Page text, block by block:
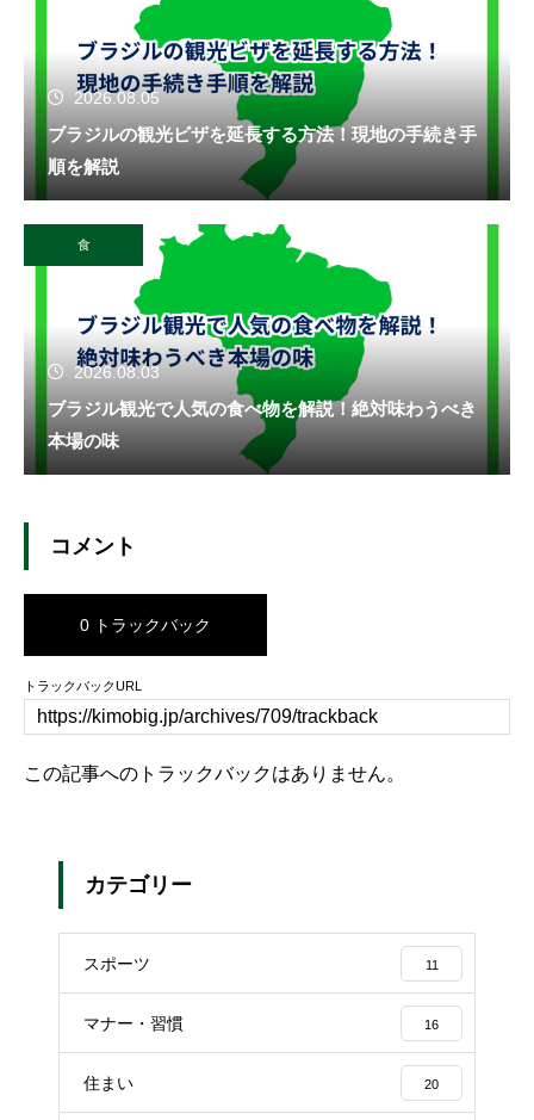
2026.08.05
ブラジルの観光ビザを延長する方法！現地の手続き手
順を解説
食
2026.08.03
ブラジル観光で人気の食べ物を解説！絶対味わうべき
本場の味
コメント
0 トラックバック
トラックバックURL
この記事へのトラックバックはありません。
カテゴリー
スポーツ 11
マナー・習慣 16
住まい 20